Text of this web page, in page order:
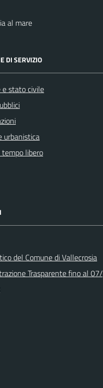
al mare
DI SERVIZIO
e stato civile
urbanistica
libero
del Comune di Vallecrosia
Trasparente fino al 07/